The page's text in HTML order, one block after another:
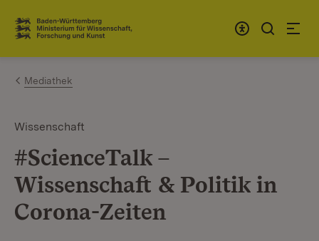
Zum Inhalt springen
Link zur Startseite
Mediathek
Wissenschaft
#ScienceTalk –
Wissenschaft & Politik in
Corona-Zeiten